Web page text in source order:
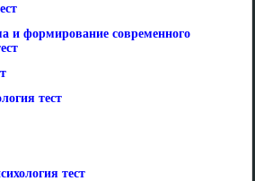
и формирование современного
тест
тест